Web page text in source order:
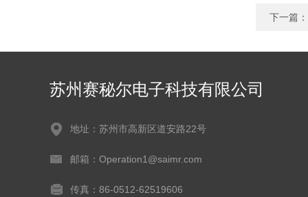
下一篇：
苏州赛秘尔电子科技有限公司
地址：苏州市高新区道安路22号
邮箱：Operation1@saimr.com
传真：86-0512-62519606